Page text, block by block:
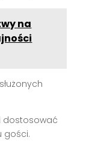
na
dostosować
gości.